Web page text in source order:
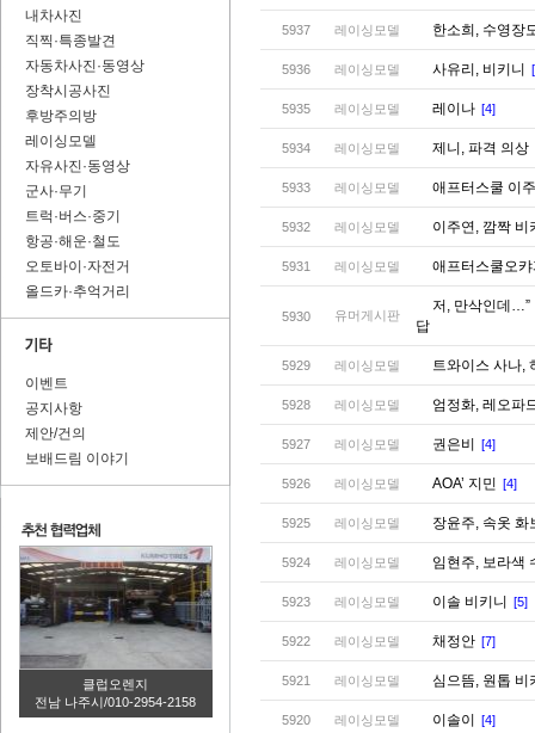
내차사진
직찍·특종발견
자동차사진·동영상
장착시공사진
후방주의방
레이싱모델
자유사진·동영상
군사·무기
트럭·버스·중기
항공·해운·철도
오토바이·자전거
올드카·추억거리
이벤트
공지사항
제안/건의
보배드림 이야기
클럽오렌지
전남 나주시/010-2954-2158
5937 레이싱모델 한소희, 수영장
5936 레이싱모델 사유리, 비키니
5935 레이싱모델 레이나 [4]
5934 레이싱모델 제니, 파격 의상
5933 레이싱모델 애프터스쿨 이
5932 레이싱모델 이주연, 깜짝
5931 레이싱모델 애프터스쿨오
5930 유머게시판
저, 만삭인데…”
답
5929 레이싱모델 트와이스 사나,
5928 레이싱모델 엄정화, 레오파
5927 레이싱모델 권은비 [4]
5926 레이싱모델 AOA’ 지민 [4]
5925 레이싱모델 장윤주, 속옷
5924 레이싱모델 임현주, 보라색
5923 레이싱모델 이솔 비키니 [5]
5922 레이싱모델 채정안 [7]
5921 레이싱모델 심으뜸, 원톱
5920 레이싱모델 이솔이 [4]